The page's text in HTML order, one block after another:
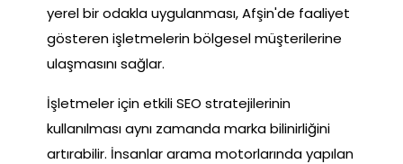
yerel bir odakla uygulanması, Afşin'de faaliyet
gösteren işletmelerin bölgesel müşterilerine
ulaşmasını sağlar.
İşletmeler için etkili SEO stratejilerinin
kullanılması aynı zamanda marka bilinirliğini
artırabilir. İnsanlar arama motorlarında yapılan